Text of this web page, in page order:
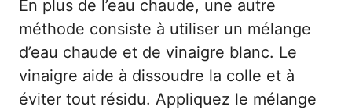
En plus de l’eau chaude, une autre
méthode consiste à utiliser un mélange
d’eau chaude et de vinaigre blanc. Le
vinaigre aide à dissoudre la colle et à
éviter tout résidu. Appliquez le mélange